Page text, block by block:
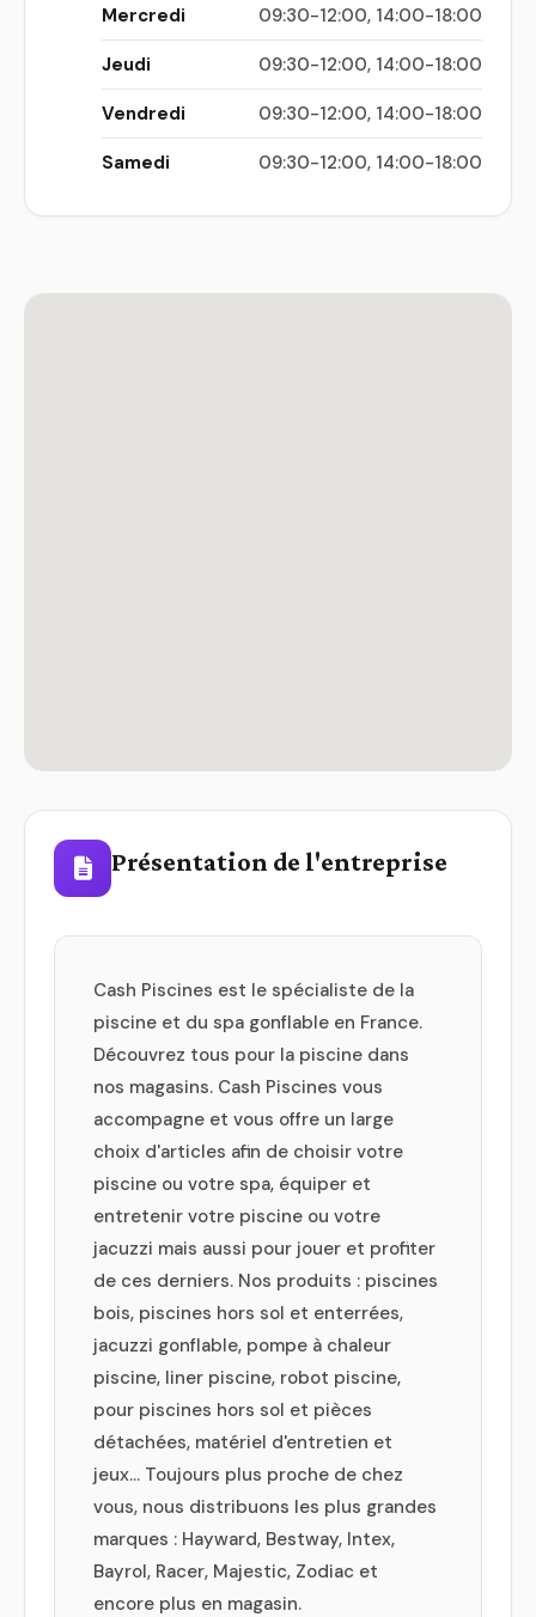
Mercredi 09:30-12:00, 14:00-18:00
Jeudi 09:30-12:00, 14:00-18:00
Vendredi 09:30-12:00, 14:00-18:00
Samedi 09:30-12:00, 14:00-18:00
Présentation de l'entreprise
Cash Piscines est le spécialiste de la
piscine et du spa gonflable en France.
Découvrez tous pour la piscine dans
nos magasins. Cash Piscines vous
accompagne et vous offre un large
choix d'articles afin de choisir votre
piscine ou votre spa, équiper et
entretenir votre piscine ou votre
jacuzzi mais aussi pour jouer et profiter
de ces derniers. Nos produits : piscines
bois, piscines hors sol et enterrées,
jacuzzi gonflable, pompe à chaleur
piscine, liner piscine, robot piscine,
pour piscines hors sol et pièces
détachées, matériel d'entretien et
jeux... Toujours plus proche de chez
vous, nous distribuons les plus grandes
marques : Hayward, Bestway, Intex,
Bayrol, Racer, Majestic, Zodiac et
encore plus en magasin.